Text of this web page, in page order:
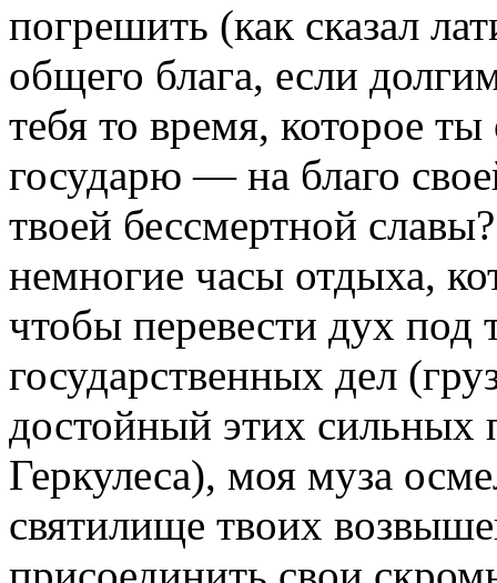
погрешить (как сказал
общего блага, если
тебя то время, которое
государю — на благо
твоей бессмертной
немногие часы отдыха,
чтобы перевести дух
государственных дел
достойный этих сильных
Геркулеса), моя муза
святилище твоих